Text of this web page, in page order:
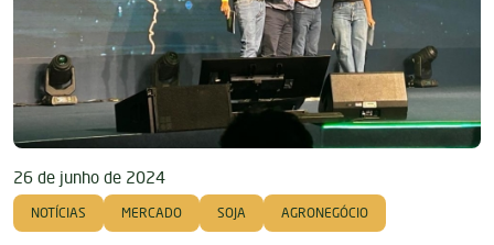
26 de junho de 2024
NOTÍCIAS MERCADO SOJA AGRONEGÓCIO